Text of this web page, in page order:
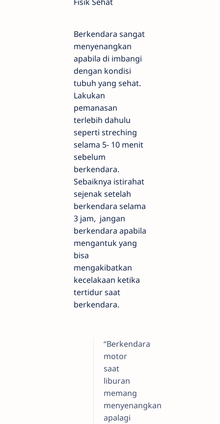
Fisik Sehat
Berkendara sangat
menyenangkan
apabila di imbangi
dengan kondisi
tubuh yang sehat.
Lakukan
pemanasan
terlebih dahulu
seperti streching
selama 5- 10 menit
sebelum
berkendara.
Sebaiknya istirahat
sejenak setelah
berkendara selama
3 jam, jangan
berkendara apabila
mengantuk yang
bisa
mengakibatkan
kecelakaan ketika
tertidur saat
berkendara.
“Berkendara
motor
saat
liburan
memang
menyenangkan
apalagi